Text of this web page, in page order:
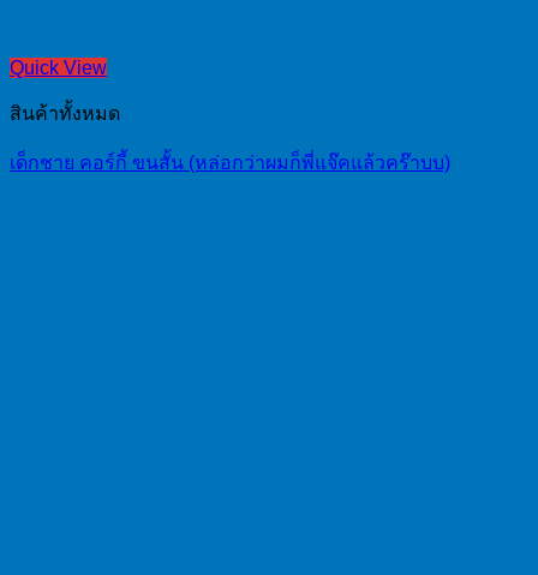
Quick View
สินค้าทั้งหมด
เด็กชาย คอร์กี้ ขนสั้น (หล่อกว่าผมก็พี่แจ๊คแล้วคร๊าบบ)